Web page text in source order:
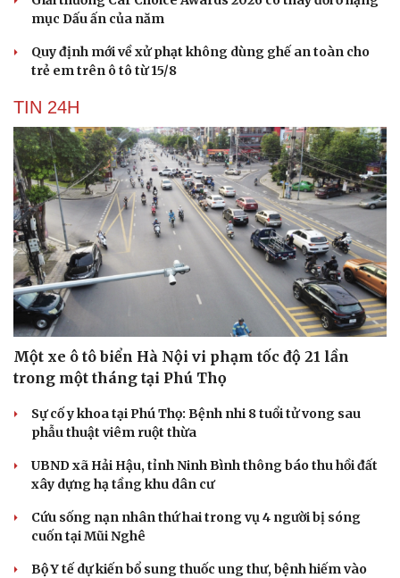
mục Dấu ấn của năm
Quy định mới về xử phạt không dùng ghế an toàn cho
trẻ em trên ô tô từ 15/8
TIN 24H
Một xe ô tô biển Hà Nội vi phạm tốc độ 21 lần
trong một tháng tại Phú Thọ
Sự cố y khoa tại Phú Thọ: Bệnh nhi 8 tuổi tử vong sau
phẫu thuật viêm ruột thừa
UBND xã Hải Hậu, tỉnh Ninh Bình thông báo thu hồi đất
xây dựng hạ tầng khu dân cư
Cứu sống nạn nhân thứ hai trong vụ 4 người bị sóng
cuốn tại Mũi Nghê
Bộ Y tế dự kiến bổ sung thuốc ung thư, bệnh hiếm vào